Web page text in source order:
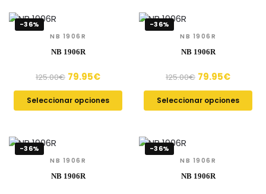
-36%
NB 1906R
NB 1906R
125.00€ 79.95€
Seleccionar opciones
-36%
NB 1906R
NB 1906R
125.00€ 79.95€
Seleccionar opciones
-36%
NB 1906R
NB 1906R
-36%
NB 1906R
NB 1906R